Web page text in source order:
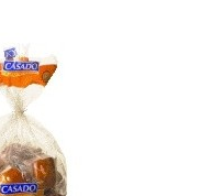
mantecada
2,91 €
Añadir al carrito